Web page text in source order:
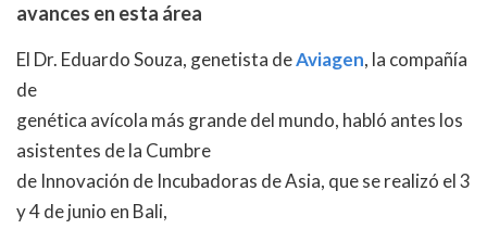
avances en esta área
El Dr. Eduardo Souza, genetista deAviagen, la compañía
de
genética avícola más grande del mundo, habló antes los
asistentes de la Cumbre
de Innovación de Incubadoras de Asia, que se realizó el 3
y 4 de junio en Bali,